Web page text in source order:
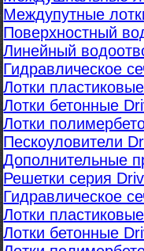
Междупутные
Поверхностный
Линейный
Гидравлическое
Лотки
Лотки бетонные
Лотки
Пескоуловители
Дополнительные
Решетки серия
Гидравлическое
Лотки
Лотки бетонные